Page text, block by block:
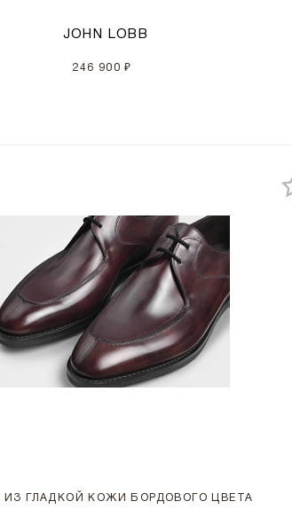
JOHN LOBB
246 900 ₽
ИЗ ГЛАДКОЙ КОЖИ БОРДОВОГО ЦВЕТА